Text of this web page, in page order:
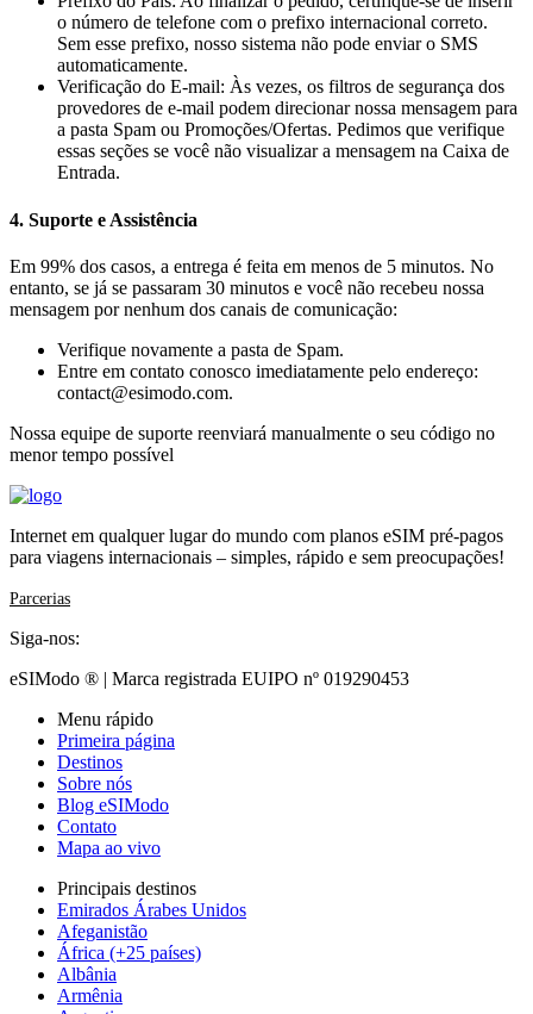
o número de telefone com o prefixo internacional correto.
Sem esse prefixo, nosso sistema não pode enviar o SMS
automaticamente.
Verificação do E-mail: Às vezes, os filtros de segurança dos
provedores de e-mail podem direcionar nossa mensagem para
a pasta Spam ou Promoções/Ofertas. Pedimos que verifique
essas seções se você não visualizar a mensagem na Caixa de
Entrada.
4. Suporte e Assistência
Em 99% dos casos, a entrega é feita em menos de 5 minutos. No
entanto, se já se passaram 30 minutos e você não recebeu nossa
mensagem por nenhum dos canais de comunicação:
Verifique novamente a pasta de Spam.
Entre em contato conosco imediatamente pelo endereço:
contact@esimodo.com.
Nossa equipe de suporte reenviará manualmente o seu código no
menor tempo possível
Internet em qualquer lugar do mundo com planos eSIM pré-pagos
para viagens internacionais – simples, rápido e sem preocupações!
Parcerias
Siga-nos:
eSIModo ® | Marca registrada EUIPO nº 019290453
Menu rápido
Primeira página
Destinos
Sobre nós
Blog eSIModo
Contato
Mapa ao vivo
Principais destinos
Emirados Árabes Unidos
Afeganistão
África (+25 países)
Albânia
Armênia